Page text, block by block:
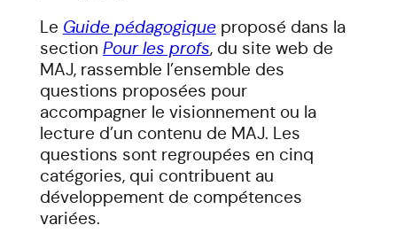
Le Guide pédagogiqueproposé dans la
section Pour les profs, du site web de
MAJ, rassemble l’ensemble des
questions proposées pour
accompagner le visionnement ou la
lecture d’un contenu de MAJ. Les
questions sont regroupées en cinq
catégories, qui contribuent au
développement de compétences
variées.